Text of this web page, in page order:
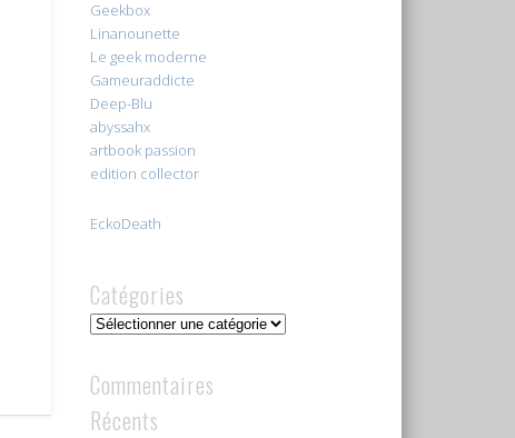
Geekbox
Linanounette
Le geek moderne
Gameuraddicte
Deep-Blu
abyssahx
artbook passion
edition collector
EckoDeath
Catégories
Catégories
Commentaires
Récents